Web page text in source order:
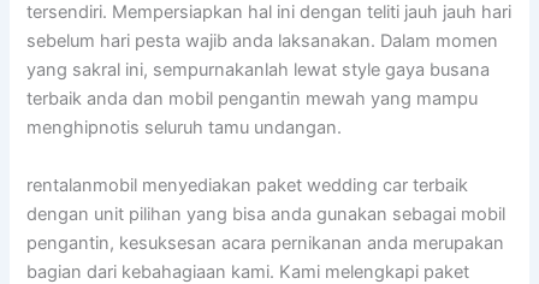
tersendiri. Mempersiapkan hal ini dengan teliti jauh jauh hari
sebelum hari pesta wajib anda laksanakan. Dalam momen
yang sakral ini, sempurnakanlah lewat style gaya busana
terbaik anda dan mobil pengantin mewah yang mampu
menghipnotis seluruh tamu undangan.
rentalanmobil menyediakan paket wedding car terbaik
dengan unit pilihan yang bisa anda gunakan sebagai mobil
pengantin, kesuksesan acara pernikanan anda merupakan
bagian dari kebahagiaan kami. Kami melengkapi paket